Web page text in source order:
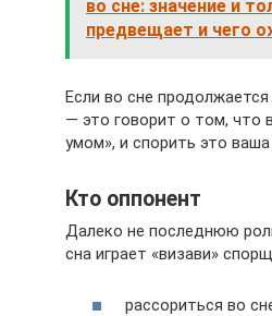
во сне: значение и
предвещает и чего
Если во сне
— это говорит о том, что
умом», и спорить это ваша
Кто оппонент
Далеко не последнюю
сна играет «визави»
рассориться во